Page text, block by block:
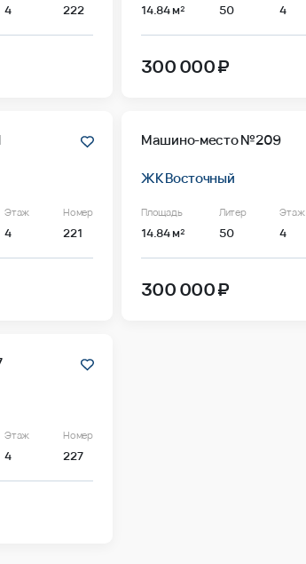
4 222 14.84 м² 50 4
300 000 ₽
Этаж
4
Номер
221
Машино-место №209
ЖК Восточный
Площадь
14.84 м²
Литер
50
Этаж
4
300 000 ₽
Этаж
4
Номер
227